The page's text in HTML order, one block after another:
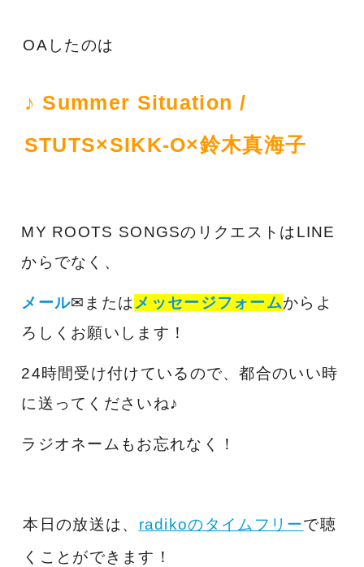
OAしたのは
♪ Summer Situation /
STUTS×SIKK-O×鈴木真海子
MY ROOTS SONGSのリクエストはLINE
からでなく、
メール✉またはメッセージフォームからよ
ろしくお願いします！
24時間受け付けているので、都合のいい時
に送ってくださいね♪
ラジオネームもお忘れなく！
本日の放送は、 radikoのタイムフリーで聴
くことができます！